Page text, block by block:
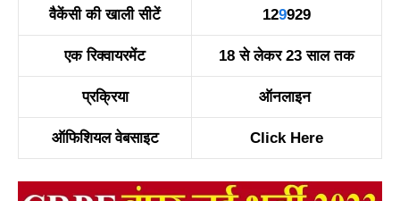
वैकेंसी की खाली सीटें 129929
एक रिक्वायरमेंट 18 से लेकर 23 साल तक
प्रक्रिया ऑनलाइन
ऑफिशियल वेबसाइट Click Here